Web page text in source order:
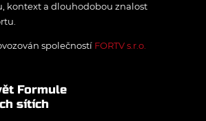
kontext a dlouhodobou znalost
společností FORTV s.r.o.
Formule
sítích